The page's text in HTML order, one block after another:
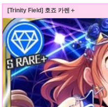
[Trinity Field] 호죠 카렌＋